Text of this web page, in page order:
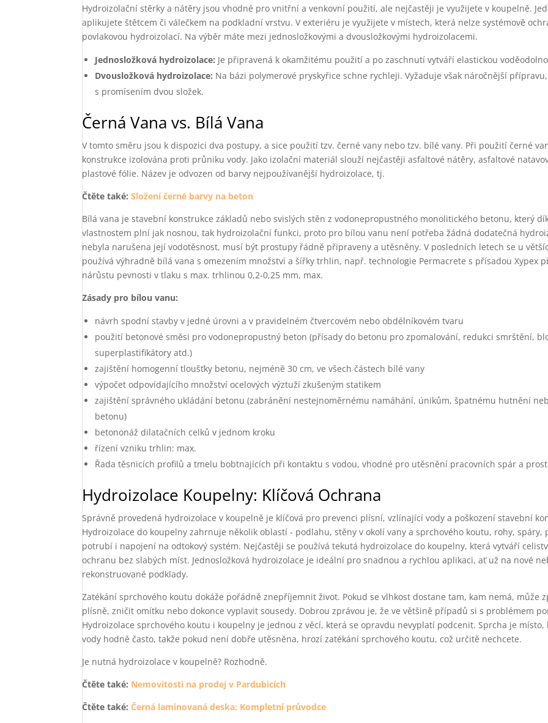
Hydroizolační stěrky a nátěry jsou vhodné pro vnitřní a venkovní použití, ale nejčastěji je využijete v koupelně.
aplikujete štětcem či válečkem na podkladní vrstvu. V exteriéru je využijete v místech, která nelze systémově
povlakovou hydroizolací. Na výběr máte mezi jednosložkovými a dvousložkovými hydroizolacemi.
Jednosložková hydroizolace: Je připravená k okamžitému použití a po zaschnutí vytváří elastickou
Dvousložková hydroizolace: Na bázi polymerové pryskyřice schne rychleji. Vyžaduje však náročnější
s promísením dvou složek.
Černá Vana vs. Bílá Vana
V tomto směru jsou k dispozici dva postupy, a sice použití tzv. černé vany nebo tzv. bílé vany. Při použití černé
konstrukce izolována proti průniku vody. Jako izolační materiál slouží nejčastěji asfaltové nátěry, asfaltové
plastové fólie. Název je odvozen od barvy nejpoužívanější hydroizolace, tj.
Čtěte také:Složení černé barvy na beton
Bílá vana je stavební konstrukce základů nebo svislých stěn z vodonepropustného monolitického betonu, který
vlastnostem plní jak nosnou, tak hydroizolační funkci, proto pro bílou vanu není potřeba žádná dodatečná
nebyla narušena její vodotěsnost, musí být prostupy řádně připraveny a utěsněny. V posledních letech se u
používá výhradně bílá vana s omezením množství a šířky trhlin, např. technologie Permacrete s přísadou Xypex
nárůstu pevnosti v tlaku s max. trhlinou 0,2-0,25 mm, max.
Zásady pro bílou vanu:
návrh spodní stavby v jedné úrovni a v pravidelném čtvercovém nebo obdélníkovém tvaru
použití betonové směsi pro vodonepropustný beton (přísady do betonu pro zpomalování, redukci smrštění,
superplastifikátory atd.)
zajištění homogenní tloušťky betonu, nejméně 30 cm, ve všech částech bílé vany
výpočet odpovídajícího množství ocelových výztuží zkušeným statikem
zajištění správného ukládání betonu (zabránění nestejnoměrnému namáhání, únikům, špatnému hutnění
betonu)
betononáž dilatačních celků v jednom kroku
řízení vzniku trhlin: max.
Řada těsnicích profilů a tmelu bobtnajících při kontaktu s vodou, vhodné pro utěsnění pracovních spár a
Hydroizolace Koupelny: Klíčová Ochrana
Správně provedená hydroizolace v koupelně je klíčová pro prevenci plísní, vzlínající vody a poškození stavební
Hydroizolace do koupelny zahrnuje několik oblastí - podlahu, stěny v okolí vany a sprchového koutu, rohy, spáry,
potrubí i napojení na odtokový systém. Nejčastěji se používá tekutá hydroizolace do koupelny, která vytváří
ochranu bez slabých míst. Jednosložková hydroizolace je ideální pro snadnou a rychlou aplikaci, ať už na nové
rekonstruované podklady.
Zatékání sprchového koutu dokáže pořádně znepříjemnit život. Pokud se vlhkost dostane tam, kam nemá, může
plísně, zničit omítku nebo dokonce vyplavit sousedy. Dobrou zprávou je, že ve většině případů si s problémem
Hydroizolace sprchového koutu i koupelny je jednou z věcí, která se opravdu nevyplatí podcenit. Sprcha je místo,
vody hodně často, takže pokud není dobře utěsněna, hrozí zatékání sprchového koutu, což určitě nechcete.
Je nutná hydroizolace v koupelně? Rozhodně.
Čtěte také: Nemovitosti na prodej v Pardubicích
Čtěte také: Černá laminovaná deska: Kompletní průvodce